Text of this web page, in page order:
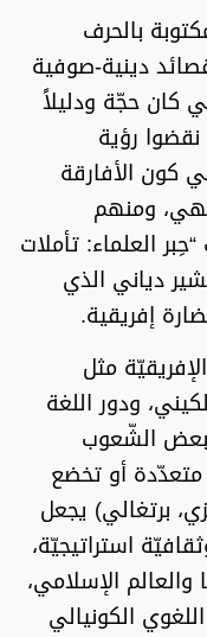
بالحرف
دينية-صوفية
كان حجّة ودليلاً
رؤية
كون الأفارقة
ومنهم
العلماء: تأملات
دياني الذي
إفريقية.
مثل
ودور اللغة
بعض الشّعوب
متعدّدة أو تخضع
برتغالي) يجعل
استراتيجيّة،
الإسلامي،
الكونيالي